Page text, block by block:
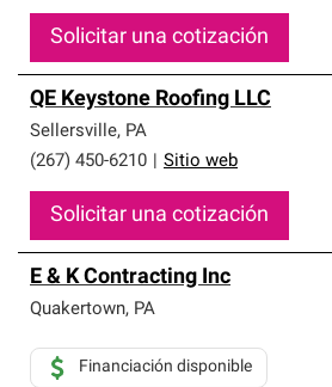
Solicitar una cotización
QE Keystone Roofing LLC
Sellersville, PA
(267) 450-6210
Sitio web
Solicitar una cotización
E & K Contracting Inc
Quakertown, PA
Financiación disponible